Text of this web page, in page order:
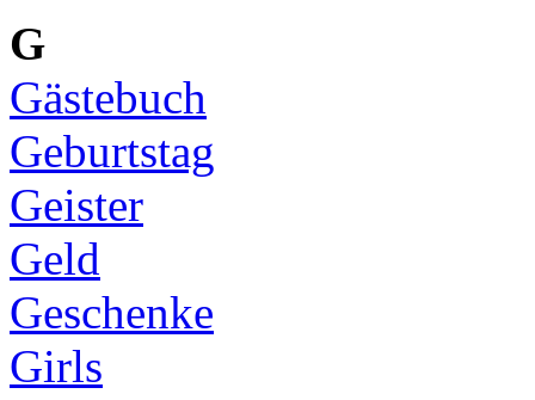
G
Gästebuch
Geburtstag
Geister
Geld
Geschenke
Girls